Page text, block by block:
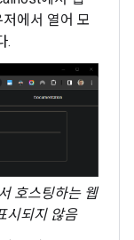
에서 열어 모
.
호스팅하는 웹
시되지 않음